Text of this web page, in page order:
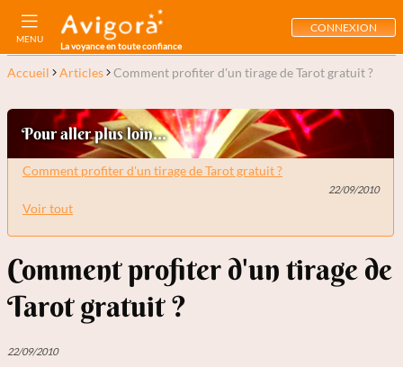
MENU
La voyance en toute confiance
CONNEXION
Accueil Articles Comment profiter d'un tirage de Tarot gratuit ?
Pour aller plus loin...
Comment profiter d'un tirage de Tarot gratuit ?
22/09/2010
Voir tout
Comment profiter d'un tirage de
Tarot gratuit ?
22/09/2010